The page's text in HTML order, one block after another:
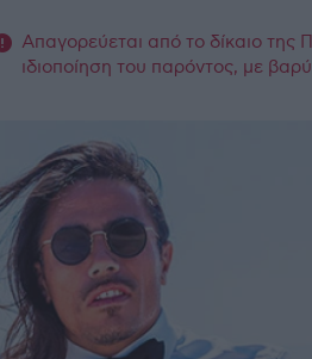
Απαγορεύεται από το δίκαιο της
ιδιοποίηση του παρόντος, με